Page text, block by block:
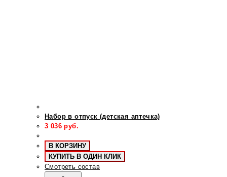
Набор в отпуск (детская аптечка)
3 036 руб.
В КОРЗИНУ
КУПИТЬ В ОДИН КЛИК
Смотреть состав